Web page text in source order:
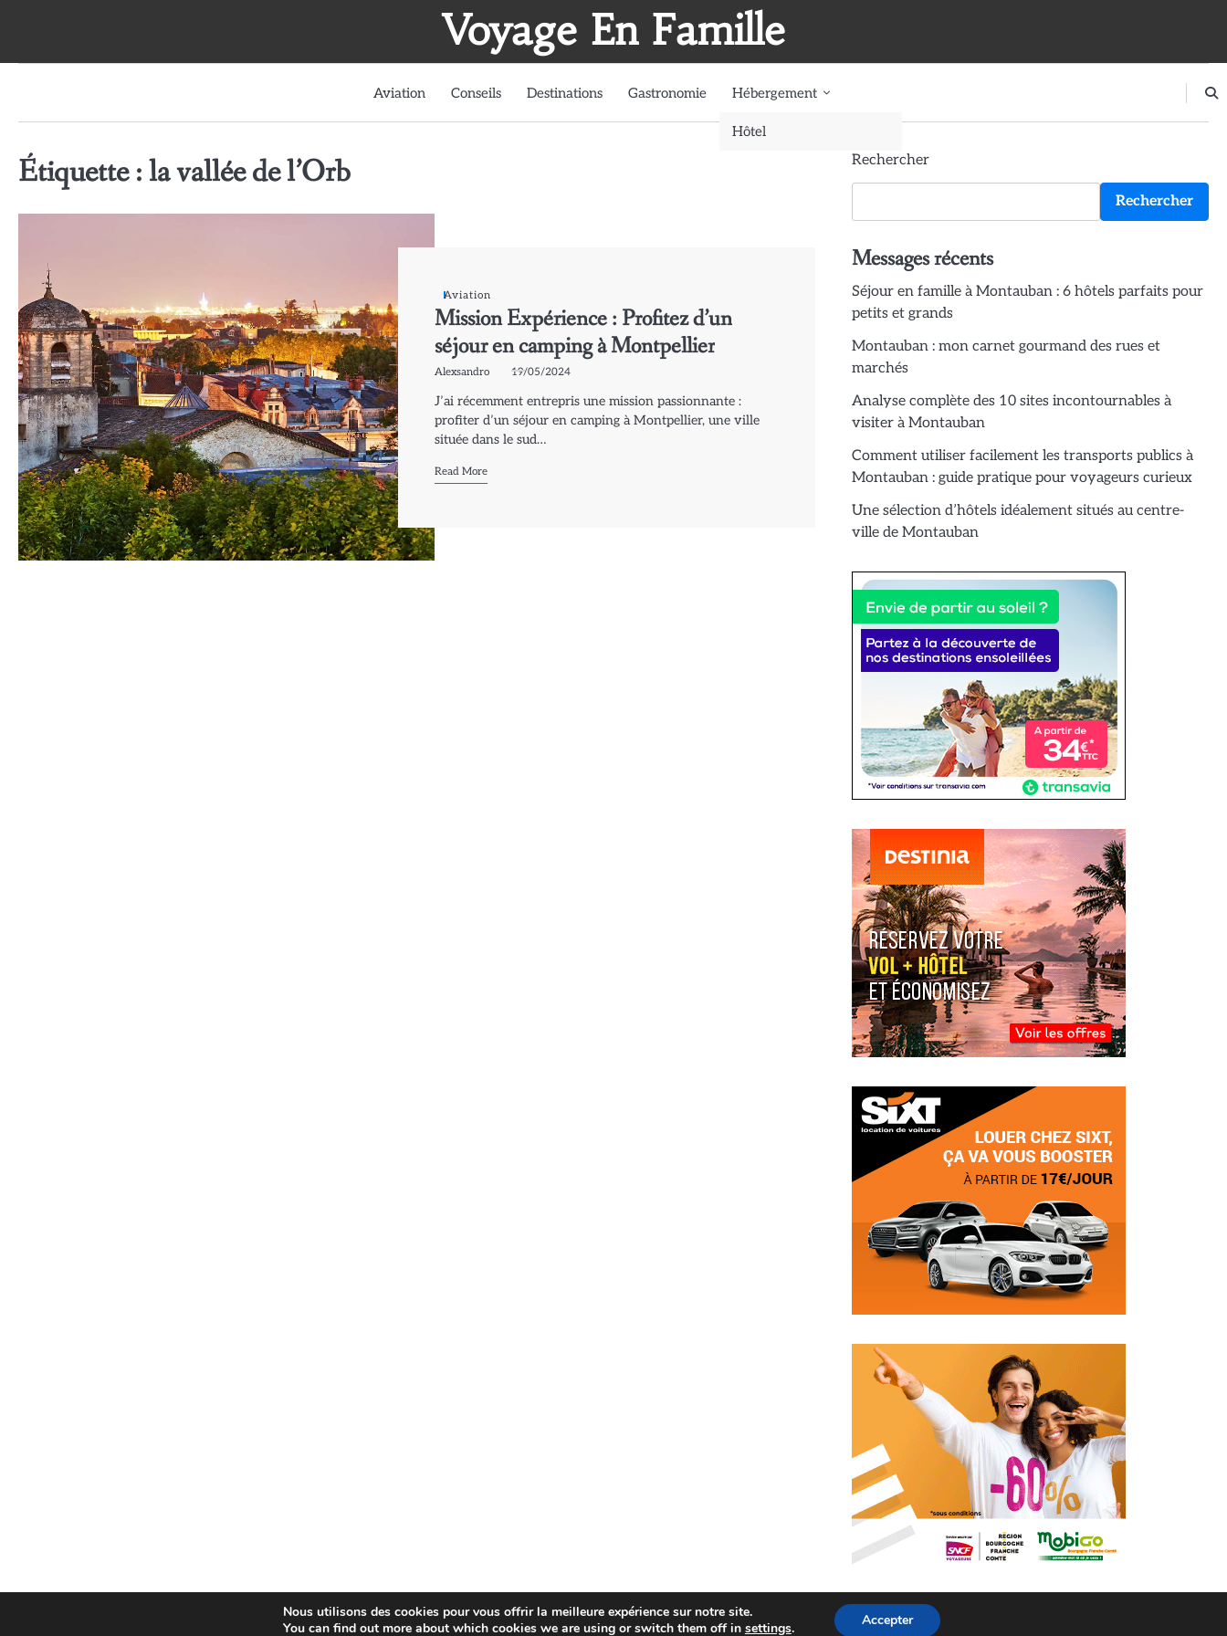
Voyage En Famille
Aviation Conseils Destinations Gastronomie Hébergement
Hôtel
Étiquette :la vallée de l’Orb
Aviation
Mission Expérience : Profitez d’un
séjour en camping à Montpellier
Alexsandro 19/05/2024
J’ai récemment entrepris une mission passionnante :
profiter d’un séjour en camping à Montpellier, une ville
située dans le sud…
Read More
Rechercher
Rechercher
Messages récents
Séjour en famille à Montauban : 6 hôtels parfaits pour
petits et grands
Montauban : mon carnet gourmand des rues et
marchés
Analyse complète des 10 sites incontournables à
visiter à Montauban
Comment utiliser facilement les transports publics à
Montauban : guide pratique pour voyageurs curieux
Une sélection d’hôtels idéalement situés au centre-
ville de Montauban
Nous utilisons des cookies pour vous offrir la meilleure expérience sur notre site.
You can find out more about which cookies we are using or switch them off in settings. Accepter